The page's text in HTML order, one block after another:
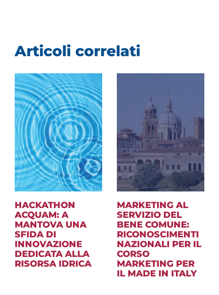
HACKATHON
ACQUAM: A
MANTOVA UNA
SFIDA DI
INNOVAZIONE
DEDICATA ALLA
RISORSA IDRICA
MARKETING AL
SERVIZIO DEL
BENE COMUNE:
RICONOSCIMENTI
NAZIONALI PER IL
CORSO
MARKETING PER
IL MADE IN ITALY